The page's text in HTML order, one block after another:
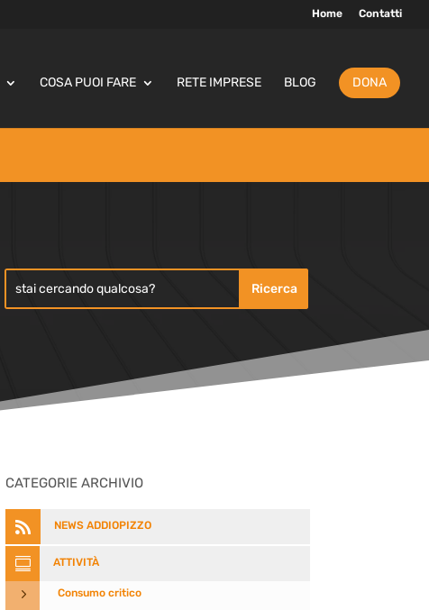
Home Contatti
COSA PUOI FARE RETE IMPRESE BLOG DONA
CATEGORIE ARCHIVIO
 NEWS ADDIOPIZZO
 ATTIVITÀ
5 Consumo critico